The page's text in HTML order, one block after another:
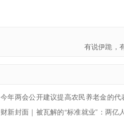
有说伊跪，
今年两会公开建议提高农民养老金的代
财新封面｜被瓦解的“标准就业”：两亿